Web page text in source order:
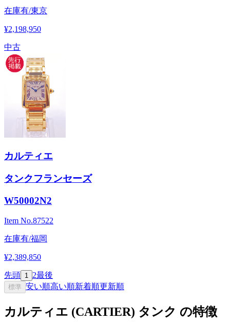
在庫有/東京
¥2,198,950
中古
カルティエ
タンクフランセーズ
W50002N2
Item No.87522
在庫有/福岡
¥2,389,850
先頭 1 2最後
標準 安い順高い順新着順更新順
カルティエ (CARTIER) タンク の特徴